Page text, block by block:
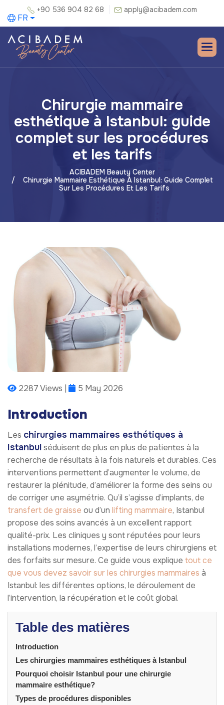
+90 536 904 82 68 apply@acibadem.com
FR
Chirurgie mammaire
esthétique à Istanbul: guide
complet sur les procédures
et les tarifs
ACIBADEM Beauty Center
Chirurgie Mammaire Esthétique À Istanbul: Guide Complet
Sur Les Procédures Et Les Tarifs
2287 Views | 5 May 2026
Introduction
Les chirurgies mammaires esthétiques à
Istanbulséduisent de plus en plus de patientes à la
recherche de résultats à la fois naturels et durables. Ces
interventions permettent d’augmenter le volume, de
restaurer la plénitude, d’améliorer la forme des seins ou
de corriger une asymétrie. Qu’il s’agisse d’implants, de
transfert de graisse ou d’un lifting mammaire, Istanbul
propose des soins avancés à un excellent rapport
qualité-prix. Les cliniques y sont réputées pour leurs
installations modernes, l’expertise de leurs chirurgiens et
des forfaits sur mesure. Ce guide vous explique tout ce
que vous devez savoir sur les chirurgies mammaires à
Istanbul: les différentes options, le déroulement de
l’intervention, la récupération et le coût global.
Table des matières
Introduction
Les chirurgies mammaires esthétiques à Istanbul
Pourquoi choisir Istanbul pour une chirurgie
mammaire esthétique?
Types de procédures disponibles